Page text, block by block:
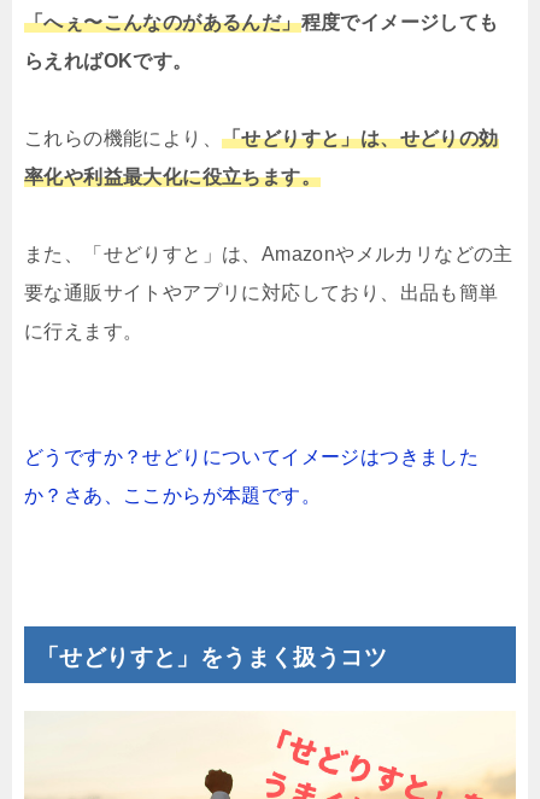
「へぇ〜こんなのがあるんだ」程度でイメージしても
らえればOKです。
これらの機能により、 「せどりすと」は、せどりの効
率化や利益最大化に役立ちます。
また、「せどりすと」は、Amazonやメルカリなどの主
要な通販サイトやアプリに対応しており、出品も簡単
に行えます。
どうですか？せどりについてイメージはつきました
か？ さあ、ここからが本題です。
「せどりすと」をうまく扱うコツ